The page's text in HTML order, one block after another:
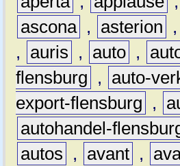
ascona , asterion ,
,
auris , auto ,
flensburg
,
auto-
export-flensburg
,
autohandel-
autos
, avant ,